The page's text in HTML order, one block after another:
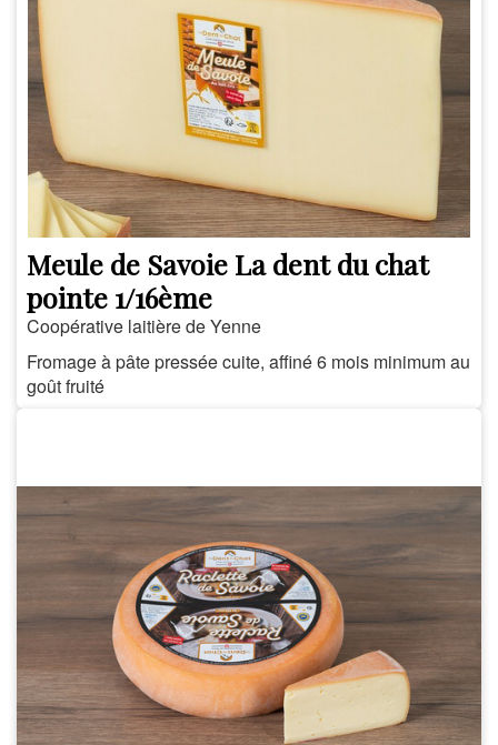
Meule de Savoie La dent du chat
pointe 1/16ème
Coopérative laitière de Yenne
Fromage à pâte pressée cuite, affiné 6 mois minimum au
goût fruité